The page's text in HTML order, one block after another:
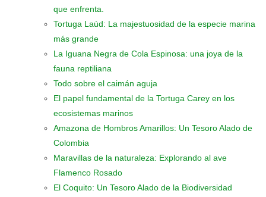
que enfrenta.
Tortuga Laúd: La majestuosidad de la especie marina
más grande
La Iguana Negra de Cola Espinosa: una joya de la
fauna reptiliana
Todo sobre el caimán aguja
El papel fundamental de la Tortuga Carey en los
ecosistemas marinos
Amazona de Hombros Amarillos: Un Tesoro Alado de
Colombia
Maravillas de la naturaleza: Explorando al ave
Flamenco Rosado
El Coquito: Un Tesoro Alado de la Biodiversidad